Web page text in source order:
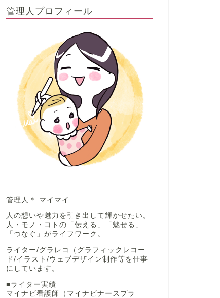
管理人プロフィール
管理人＊ マイマイ
人の想いや魅力を引き出して輝かせたい。
人・モノ・コトの「伝える」「魅せる」
「つなぐ」がライフワーク。
ライター/グラレコ（グラフィックレコー
ド/イラスト/ウェブデザイン制作等を仕事
にしています。
■ライター実績
マイナビ看護師（マイナビナースプラ